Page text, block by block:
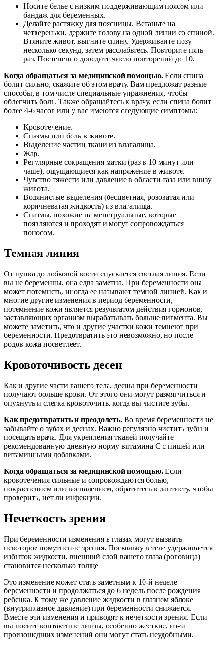
Носите белье с низким поддерживающим поясом или
бандаж для беременных.
Делайте растяжку для поясницы. Встаньте на
четвереньки, держите голову на одной линии со спиной.
Втяните живот, выгните спину. Удерживайте позу
несколько секунд, затем расслабьтесь. Повторите пять
раз. Постепенно доведите число повторений до 10.
Когда обращаться за медицинской помощью. Если спина
болит сильно, скажите об этом врачу. Вам предложат разные
способы, в том числе специальные упражнения, чтобы
облегчить боль. Также обращайтесь к врачу, если спина болит
более 4-6 часов или у вас имеются следующие симптомы:
Кровотечение.
Спазмы или боль в животе.
Выделение частиц ткани из влагалища.
Жар.
Регулярные сокращения матки (раз в 10 минут или
чаще), ощущающиеся как напряжение в животе.
Чувство тяжести или давление в области таза или внизу
живота.
Водянистые выделения (бесцветная, розоватая или
коричневатая жидкость) из влагалища.
Спазмы, похожие на менструальные, которые
появляются и проходят и могут сопровождаться
поносом.
Темная линия
От пупка до лобковой кости спускается светлая линия. Если
вы не беременны, она едва заметна. При беременности она
может потемнеть, иногда ее называют темной линией. Как и
многие другие изменения в период беременности,
потемнение кожи является результатом действия гормонов,
заставляющих организм вырабатывать больше пигмента. Вы
можете заметить, что и другие участки кожи темнеют при
беременности. Предотвратить это невозможно, но после
родов кожа посветлеет.
Кровоточивость десен
Как и другие части вашего тела, десны при беременности
получают больше крови. От этого они могут размягчиться и
опухнуть и слегка кровоточить, когда вы чистите зубы.
Как предотвратить и преодолеть. Во время беременности не
забывайте о зубах и деснах. Важно регулярно чистить зубы и
посещать врача. Для укрепления тканей получайте
рекомендованную дневную норму витамина С с пищей или
витаминными добавками.
Когда обращаться за медицинской помощью. Если
кровотечения сильные и сопровождаются болью,
покраснением или воспалением, обратитесь к дантисту, чтобы
проверить, нет ли инфекции.
Нечеткость зрения
При беременности изменения в глазах могут вызвать
некоторое помутнение зрения. Поскольку в теле удерживается
избыток жидкости, внешний слой вашего глаза (роговица)
становится несколько толще
Это изменение может стать заметным к 10-й неделе
беременности и продолжаться до 6 недель после рождения
ребенка. К тому же давление жидкости в глазном яблоке
(внутриглазное давление) при беременности снижается.
Вместе эти изменения и приводят к нечеткости зрения. Если
вы носите контактные линзы, особенно жесткие, из-за
произошедших изменений они могут стать неудобными.